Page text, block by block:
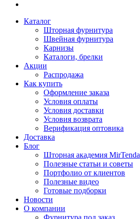
Каталог
Шторная фурнитура
Швейная фурнитура
Карнизы
Каталоги, брелки
Акции
Распродажа
Как купить
Оформление заказа
Условия оплаты
Условия доставки
Условия возврата
Верификация оптовика
Доставка
Блог
Шторная академия MirTenda
Полезные статьи и советы
Портфолио от клиентов
Полезные видео
Готовые подборки
Новости
О компании
Фурнитура под заказ